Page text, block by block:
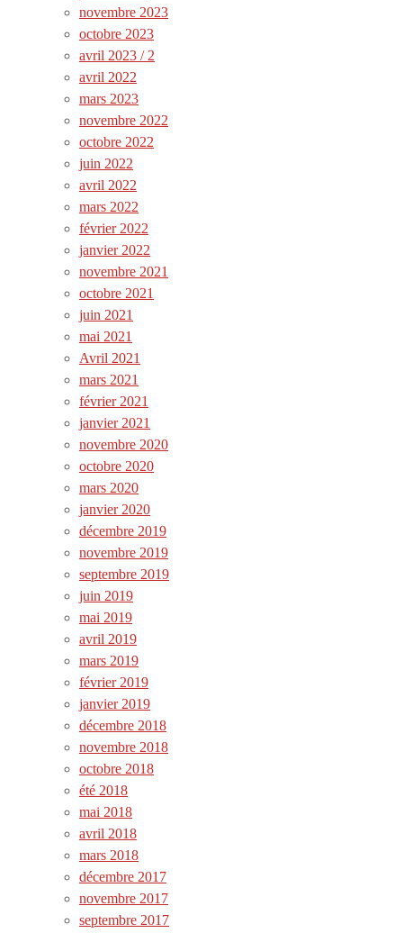
novembre 2023
octobre 2023
avril 2023 / 2
avril 2022
mars 2023
novembre 2022
octobre 2022
juin 2022
avril 2022
mars 2022
février 2022
janvier 2022
novembre 2021
octobre 2021
juin 2021
mai 2021
Avril 2021
mars 2021
février 2021
janvier 2021
novembre 2020
octobre 2020
mars 2020
janvier 2020
décembre 2019
novembre 2019
septembre 2019
juin 2019
mai 2019
avril 2019
mars 2019
février 2019
janvier 2019
décembre 2018
novembre 2018
octobre 2018
été 2018
mai 2018
avril 2018
mars 2018
décembre 2017
novembre 2017
septembre 2017